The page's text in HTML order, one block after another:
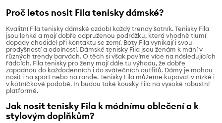
Proč letos nosit Fila tenisky dámské?
Kvalitní Fila tenisky dámské ozdobí každý trendy šatník. Tenisky Fila
jsou lehké a mají dobře odpruženou podrážku, která vhodně tlumí
dopady chodidel při kontaktu se zemí. Boty Fila vynikají i svou
prodyšností a odolností. Dámské tenisky Fila jsou ženám k mání v
různých trendy barvách. O těch si však povíme více na následujících
řádcích. Fila tenisky pro ženy mají dále tu výhodu, že dobře
zapadnou do každodenních i do svátečních outfitů. Dámy je mohou
nosit i na sport nebo na rande. Tenisky Fila můžeme kupovat v nízké i
v kotníčkové podobě. In budou také kousky Fila na vysoké robustní
platformě.
Jak nosit tenisky Fila k módnímu oblečení a k
stylovým doplňkům?